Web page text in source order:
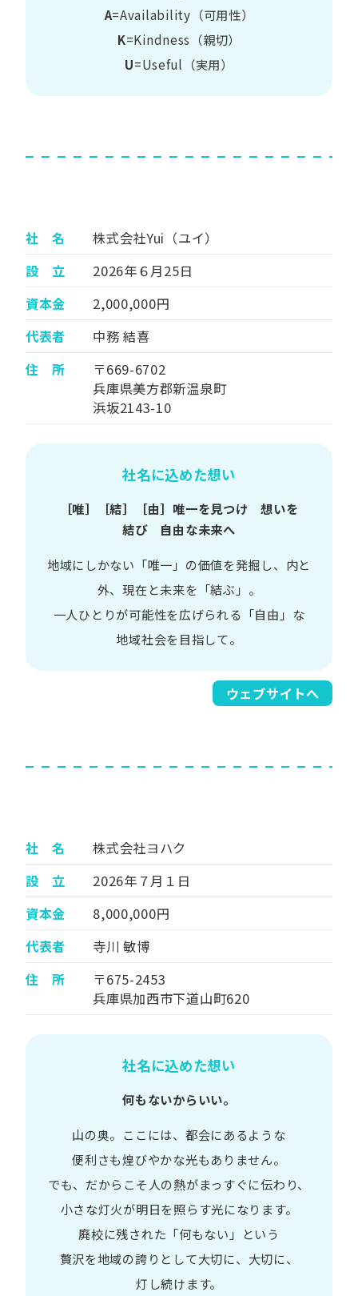
A=Availability​（可用性）
K=Kindness​（親切）
U=Useful​（実用）​
社 名
株式会社Yui（ユイ）
設 立
2026年６月25日
資本金
2,000,000円
代表者
中務 結喜
住 所
〒669-6702
兵庫県美方郡新温泉町
浜坂2143-10
社名に込めた想い
［唯］​［結］​［由］ 唯一を​見つけ 想いを​
結び 自由な​未来へ
地域に​しかない​「唯一」の​価値を​発掘し、 内と​
外、​現在と​未来を​「結ぶ」。
一人​ひとりが​可能性を​広げられる 「自由」な​
地域社会を​目指して。​
ウェブサイトへ
社 名
株式会社ヨハク
設 立
2026年７月１日
資本金
8,000,000円
代表者
寺川 敏博
住 所
〒675-2453
兵庫県加西市下道山町620
社名に込めた想い
何もないからいい。
山の​奥。​ここには、​都会に​あるような​
便利さも煌びやかな​光も​ありません。​
でも、​だから​こそ 人の​熱が​まっすぐに​伝わり、
小さな​灯火が​明日を​照らす光に​なります。
廃校に​残された​「何も​ない」と​いう​
贅沢を地域の​誇りと​して大切に、​大切に、​
灯し続けます。​